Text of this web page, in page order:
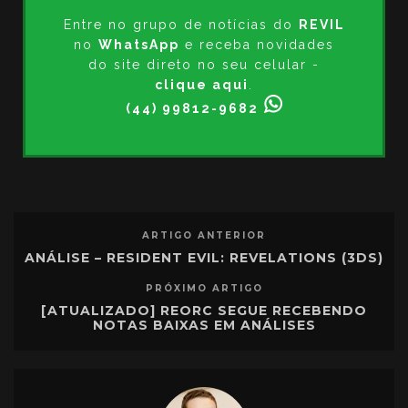
Entre no grupo de notícias do
REVIL
no WhatsApp e receba novidades
do site direto no seu celular -
clique aqui
(44) 99812-9682
ARTIGO ANTERIOR
ANÁLISE – RESIDENT EVIL: REVELATIONS (3DS)
PRÓXIMO ARTIGO
[ATUALIZADO] REORC SEGUE RECEBENDO
NOTAS BAIXAS EM ANÁLISES